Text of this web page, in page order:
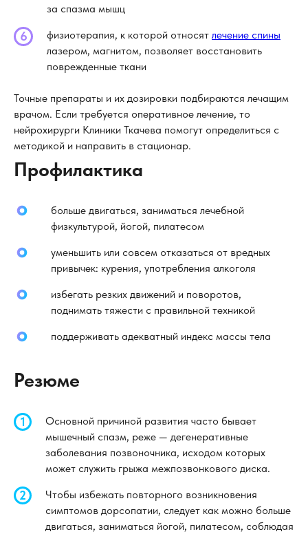
за спазма мышц
физиотерапия, к которой относят лечение спины
лазером, магнитом, позволяет восстановить
поврежденные ткани
Точные препараты и их дозировки подбираются лечащим
врачом. Если требуется оперативное лечение, то
нейрохирурги Клиники Ткачева помогут определиться с
методикой и направить в стационар.
Профилактика
больше двигаться, заниматься лечебной
физкультурой, йогой, пилатесом
уменьшить или совсем отказаться от вредных
привычек: курения, употребления алкоголя
избегать резких движений и поворотов,
поднимать тяжести с правильной техникой
поддерживать адекватный индекс массы тела
Резюме
Основной причиной развития часто бывает
мышечный спазм, реже — дегенеративные
заболевания позвоночника, исходом которых
может служить грыжа межпозвонкового диска.
Чтобы избежать повторного возникновения
симптомов дорсопатии, следует как можно больше
двигаться, заниматься йогой, пилатесом, соблюдая